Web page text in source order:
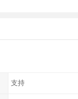
支持